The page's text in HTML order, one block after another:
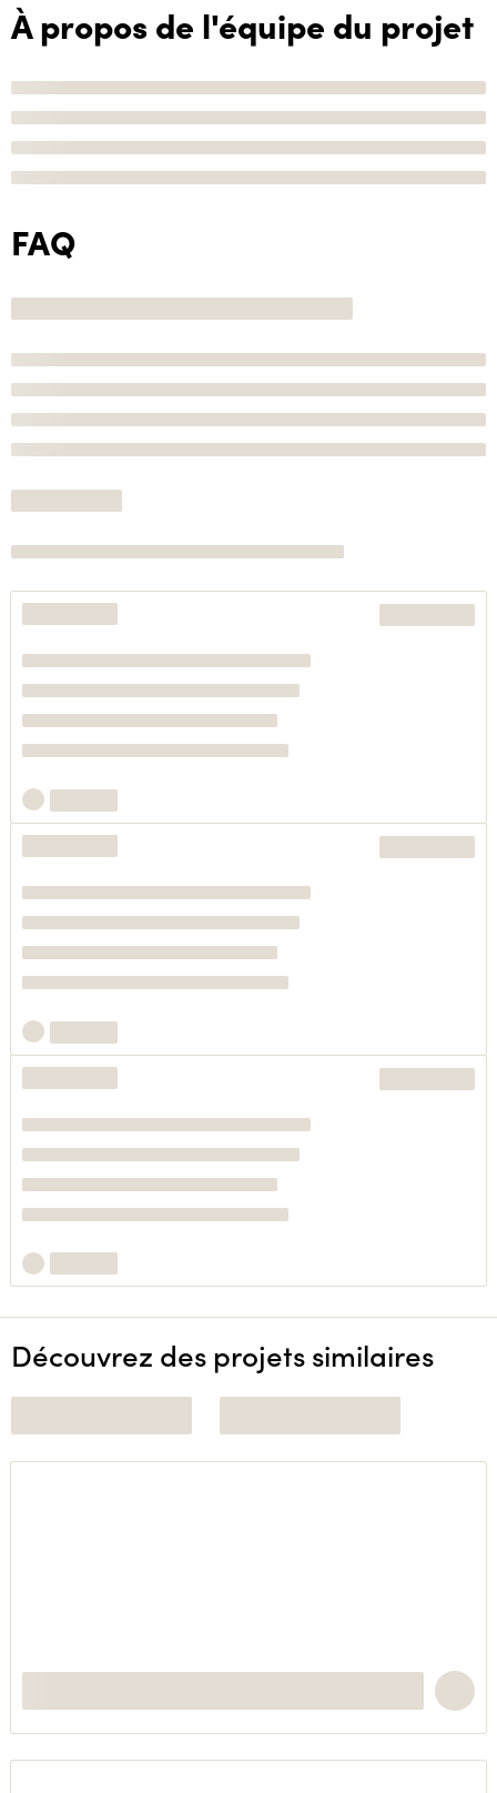
À propos de l'équipe du projet
FAQ
Découvrez des projets similaires